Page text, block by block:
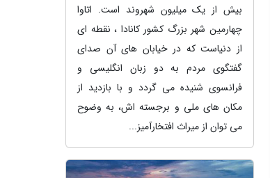
بیش از یک میلیون شهروند است. اتاوا
چهارمین شهر بزرگ کشور کانادا ، نقطه ای
از دنیاست که در خیابان های آن صدای
گفتگوی مردم به دو زبان انگلیسی و
فرانسوی شنیده می گردد و با بازدید از
مکان های ملی و برجسته اش، به وضوح
می توان از میراث افتخارآمیز...